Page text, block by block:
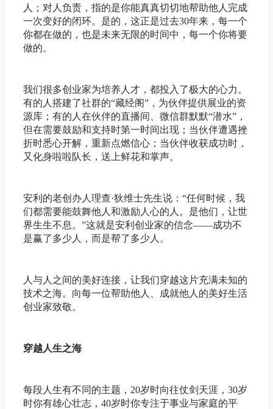
人；对人负责，指的是你能真真切切地帮助他人完成
一次变好的闭环。是的，这正是过去30年来，每一个
你都在做的，也是未来无限的时间中，每一个你将要
做的。
我们很多创业家为培养人才，都投入了极大的心力。
有的人搭建了社群的“藏经阁”，为伙伴提供展业的资
源库；有的人在伙伴的直播间、微信群默默“潜水”，
但在需要鼓励和支持时第一时间出现；当伙伴遭遇挫
折时悉心开解，重新点燃信心；当伙伴收获成功时，
又化身啦啦队长，送上鲜花和掌声。
安利的老创办人理查·狄维士先生说：“任何时候，我
们都需要能鼓舞他人和激励人心的人。是他们，让世
界生生不息。”这就是安利创业家的信念——成功不
是赢了多少人，而是帮了多少人。
人与人之间的美好连接，让我们穿越这片充满未知的
技术之海。向每一位帮助他人、成就他人的美好生活
创业家致敬。
穿越人生之海
每段人生有不同的主题，20岁时向往仗剑天涯，30岁
时你有雄心壮志，40岁时你专注于事业与家庭的平